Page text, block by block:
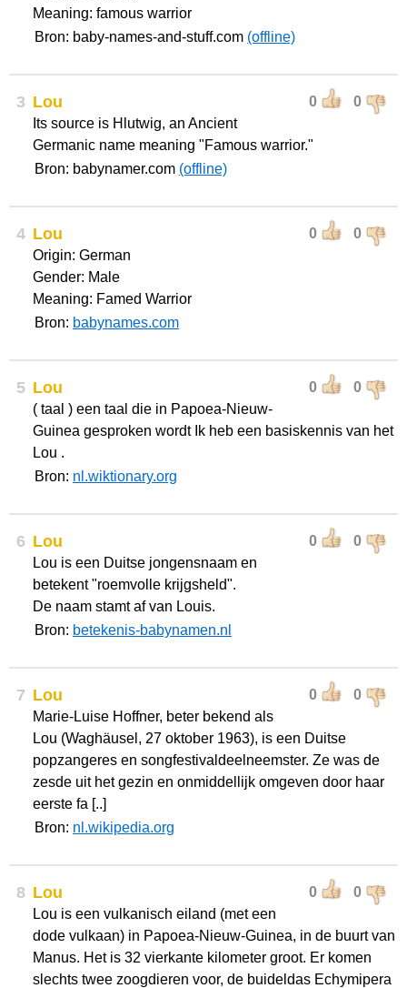
Meaning: famous warrior
Bron: baby-names-and-stuff.com (offline)
3 0 0
Lou
Its source is Hlutwig, an Ancient
Germanic name meaning "Famous warrior."
Bron: babynamer.com (offline)
4 0 0
Lou
Origin: German
Gender: Male
Meaning: Famed Warrior
Bron: babynames.com
5 0 0
Lou
( taal ) een taal die in Papoea-Nieuw-
Guinea gesproken wordt Ik heb een basiskennis van het
Lou .
Bron: nl.wiktionary.org
6 0 0
Lou
Lou is een Duitse jongensnaam en
betekent "roemvolle krijgsheld".
De naam stamt af van Louis.
Bron: betekenis-babynamen.nl
7 0 0
Lou
Marie-Luise Hoffner, beter bekend als
Lou (Waghäusel, 27 oktober 1963), is een Duitse
popzangeres en songfestivaldeelneemster. Ze was de
zesde uit het gezin en onmiddellijk omgeven door haar
eerste fa [..]
Bron: nl.wikipedia.org
8 0 0
Lou
Lou is een vulkanisch eiland (met een
dode vulkaan) in Papoea-Nieuw-Guinea, in de buurt van
Manus. Het is 32 vierkante kilometer groot. Er komen
slechts twee zoogdieren voor, de buideldas Echymipera